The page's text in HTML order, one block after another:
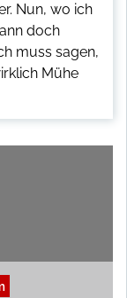
Nun, wo ich
doch
muss sagen,
Mühe